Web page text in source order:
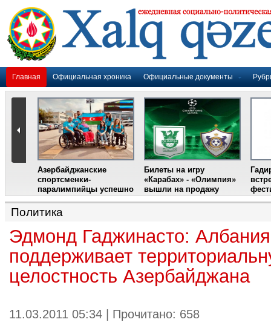
Главная Официальная хроника Официальные документы
Азербайджанские
спортсменки-
паралимпийцы успешно
выступили на III
Международном
фестивале парашютного
Билеты на игру
«Карабах» - «Олимпия»
вышли на продажу
Политика
Эдмонд Гаджинасто:
поддерживает
целостность Азербайджана
11.03.2011 05:34 | Прочитано: 658